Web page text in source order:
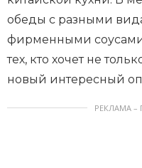
обеды с разными
фирменными
тех, кто хочет не
новый интересный
РЕКЛАМА